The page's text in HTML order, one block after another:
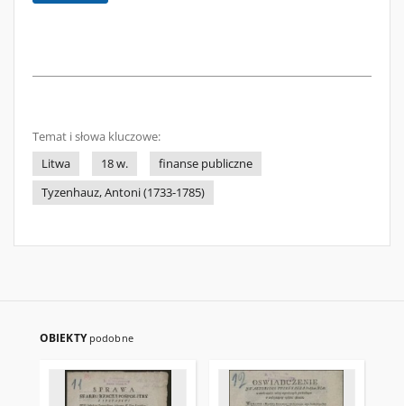
Temat i słowa kluczowe:
Litwa
18 w.
finanse publiczne
Tyzenhauz, Antoni (1733-1785)
OBIEKTY podobne